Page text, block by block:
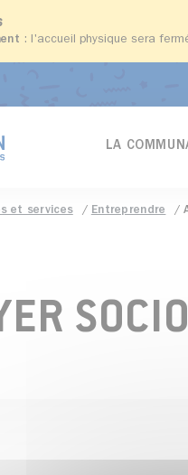
: l'accueil physique sera
LA
et services Entreprendre